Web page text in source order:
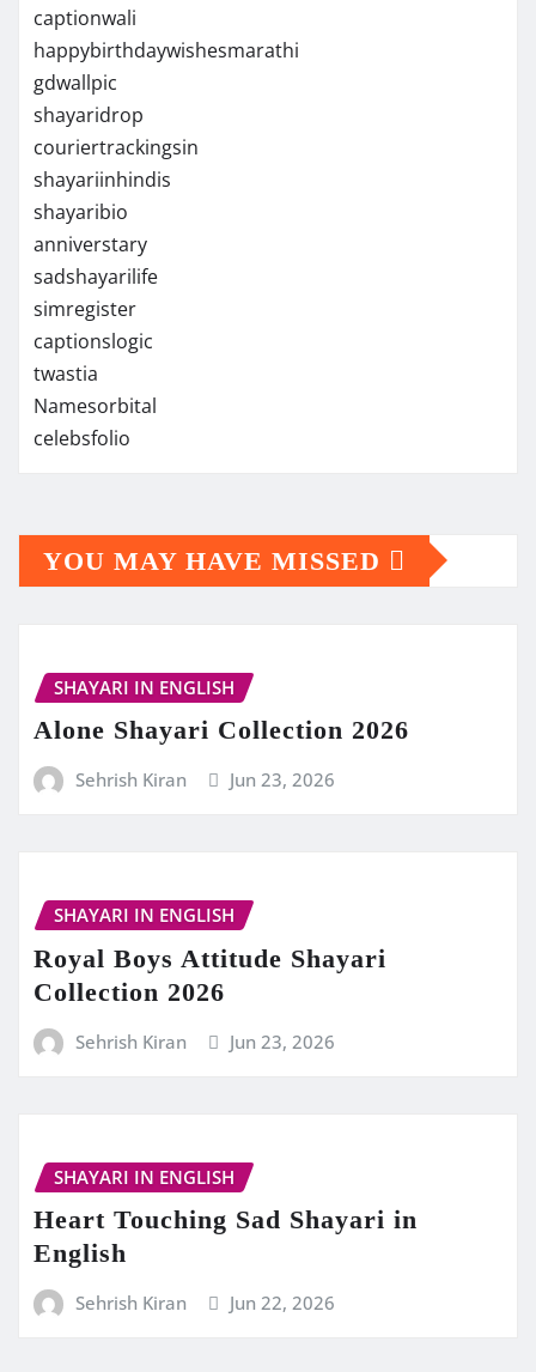
captionwali
happybirthdaywishesmarathi
gdwallpic
shayaridrop
couriertrackingsin
shayariinhindis
shayaribio
anniverstary
sadshayarilife
simregister
captionslogic
twastia
Namesorbital
celebsfolio
YOU MAY HAVE MISSED
SHAYARI IN ENGLISH
Alone Shayari Collection 2026
Sehrish Kiran Jun 23, 2026
SHAYARI IN ENGLISH
Royal Boys Attitude Shayari
Collection 2026
Sehrish Kiran Jun 23, 2026
SHAYARI IN ENGLISH
Heart Touching Sad Shayari in
English
Sehrish Kiran Jun 22, 2026